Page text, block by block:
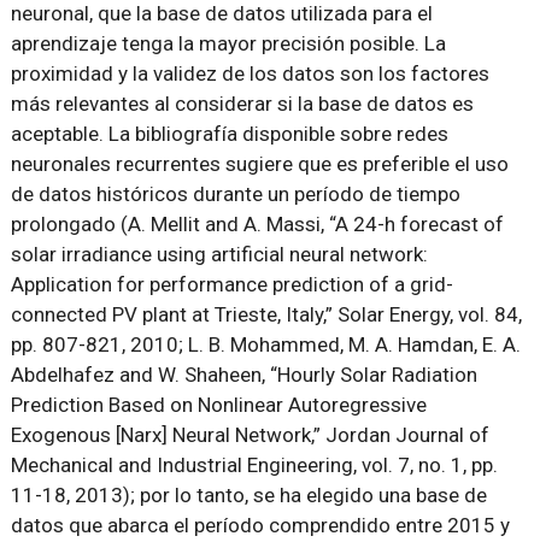
neuronal, que la base de datos utilizada para el
aprendizaje tenga la mayor precisión posible. La
proximidad y la validez de los datos son los factores
más relevantes al considerar si la base de datos es
aceptable. La bibliografía disponible sobre redes
neuronales recurrentes sugiere que es preferible el uso
de datos históricos durante un período de tiempo
prolongado (A. Mellit and A. Massi, “A 24-h forecast of
solar irradiance using artificial neural network:
Application for performance prediction of a grid-
connected PV plant at Trieste, Italy,” Solar Energy, vol. 84,
pp. 807-821, 2010; L. B. Mohammed, M. A. Hamdan, E. A.
Abdelhafez and W. Shaheen, “Hourly Solar Radiation
Prediction Based on Nonlinear Autoregressive
Exogenous [Narx] Neural Network,” Jordan Journal of
Mechanical and Industrial Engineering, vol. 7, no. 1, pp.
11-18, 2013); por lo tanto, se ha elegido una base de
datos que abarca el período comprendido entre 2015 y